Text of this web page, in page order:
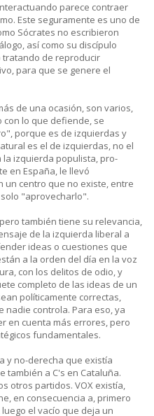
parece contraer
Este seguramente es uno de
Sócrates no escribieron
así como su discípulo
tratando de reproducir
para que se genere el
de una ocasión, son varios,
con lo que defiende, se
porque es de izquierdas y
es el de izquierdas, no el
la izquierda populista, pro-
en España, le llevó
centro que no existe, entre
"aprovecharlo".
también tiene su relevancia,
de la izquierda liberal a
ideas o cuestiones que
a la orden del día en la voz
con los delitos de odio, y
completo de las ideas de un
políticamente correctas,
nadie controla. Para eso, ya
en cuenta más errores, pero
fundamentales.
y no-derecha que existía
también a C's en Cataluña.
otros partidos. VOX existía,
en consecuencia a, primero
luego el vacío que deja un